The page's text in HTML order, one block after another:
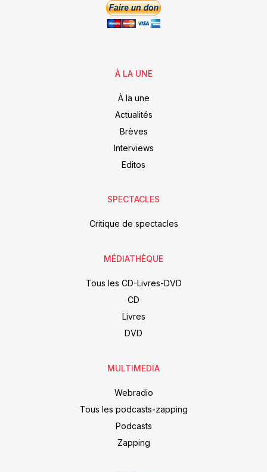
À LA UNE
À la une
Actualités
Brèves
Interviews
Editos
SPECTACLES
Critique de spectacles
MÉDIATHÈQUE
Tous les CD-Livres-DVD
CD
Livres
DVD
MULTIMEDIA
Webradio
Tous les podcasts-zapping
Podcasts
Zapping